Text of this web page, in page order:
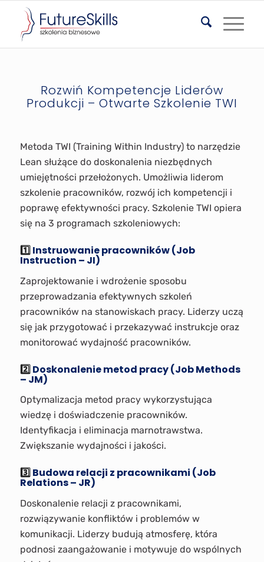
Rozwiń Kompetencje Liderów
Produkcji – Otwarte Szkolenie TWI
Metoda TWI (Training Within Industry) to narzędzie
Lean służące do doskonalenia niezbędnych
umiejętności przełożonych. Umożliwia liderom
szkolenie pracowników, rozwój ich kompetencji i
poprawę efektywności pracy. Szkolenie TWI opiera
się na 3 programach szkoleniowych:
1️⃣Instruowanie pracowników (Job
Instruction – JI)
Zaprojektowanie i wdrożenie sposobu
przeprowadzania efektywnych szkoleń
pracowników na stanowiskach pracy. Liderzy uczą
się jak przygotować i przekazywać instrukcje oraz
monitorować wydajność pracowników.
2️⃣Doskonalenie metod pracy (Job Methods
– JM)
Optymalizacja metod pracy wykorzystująca
wiedzę i doświadczenie pracowników.
Identyfikacja i eliminacja marnotrawstwa.
Zwiększanie wydajności i jakości.
3️⃣Budowa relacji z pracownikami (Job
Relations – JR)
Doskonalenie relacji z pracownikami,
rozwiązywanie konfliktów i problemów w
komunikacji. Liderzy budują atmosferę, która
podnosi zaangażowanie i motywuje do wspólnych